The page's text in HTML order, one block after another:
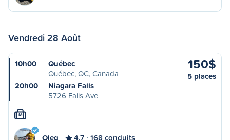
Vendredi 28 Août
10h00
Québec
Québec, QC, Canada
20h00
Niagara Falls
5726 Falls Ave
150$
5 places
M
Oleg 4,7 168 conduits